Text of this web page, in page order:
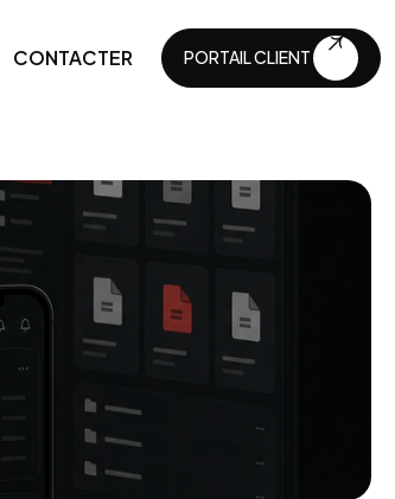
commerciales
technique
continu
des entreprises
CONTACTER
PORTAIL CLIENT
PORTAIL CLIENT